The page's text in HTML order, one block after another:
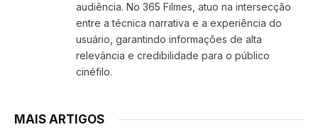
audiência. No 365 Filmes, atuo na intersecção
entre a técnica narrativa e a experiência do
usuário, garantindo informações de alta
relevância e credibilidade para o público
cinéfilo.
MAIS ARTIGOS